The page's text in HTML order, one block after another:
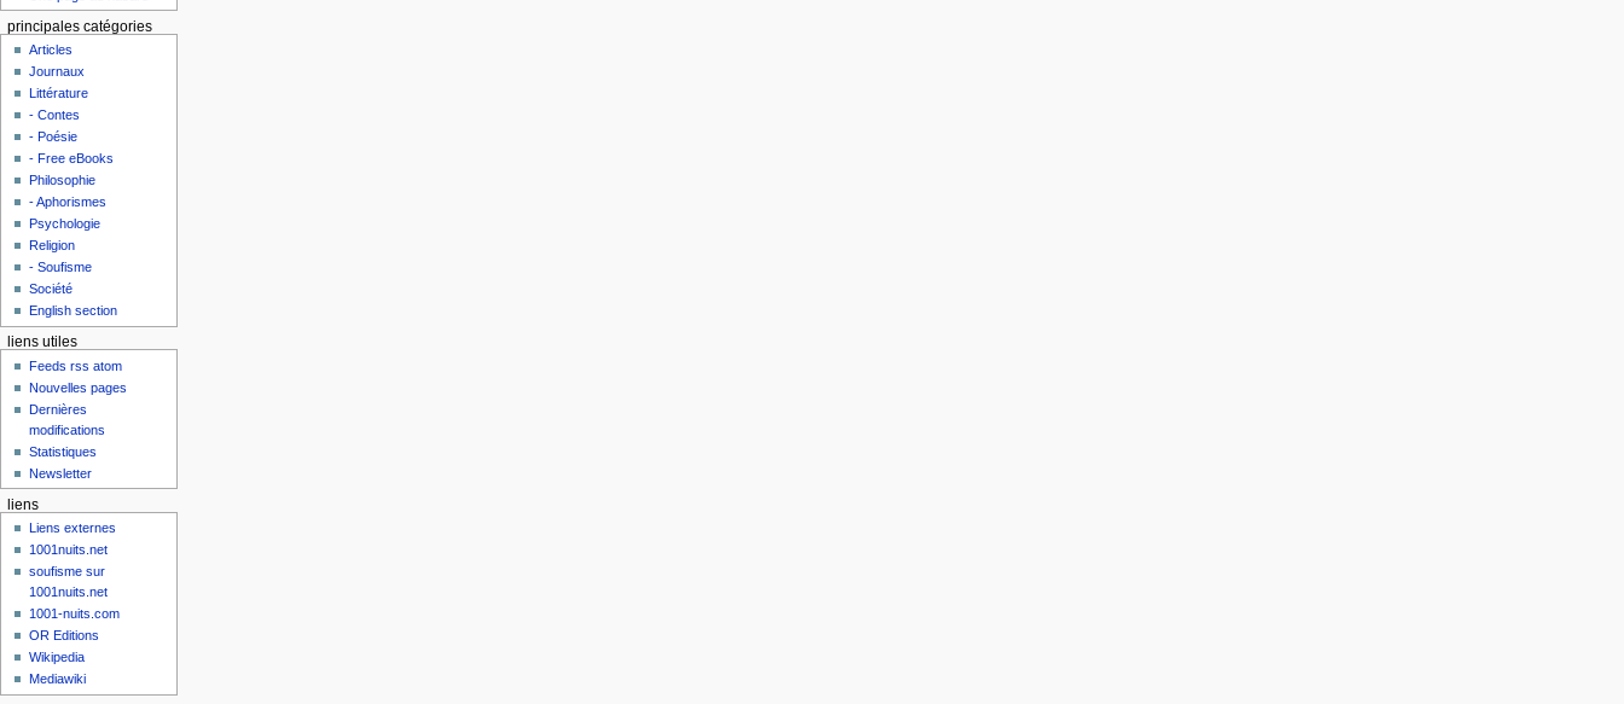
principales catégories
Articles
Journaux
Littérature
- Contes
- Poésie
- Free eBooks
Philosophie
- Aphorismes
Psychologie
Religion
- Soufisme
Société
English section
liens utiles
Feeds rss atom
Nouvelles pages
Dernières
modifications
Statistiques
Newsletter
liens
Liens externes
1001nuits.net
soufisme sur
1001nuits.net
1001-nuits.com
OR Editions
Wikipedia
Mediawiki